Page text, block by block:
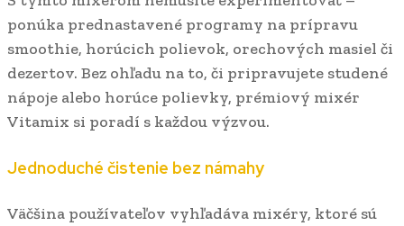
ponúka prednastavené programy na prípravu
smoothie, horúcich polievok, orechových masiel či
dezertov. Bez ohľadu na to, či pripravujete studené
nápoje alebo horúce polievky, prémiový mixér
Vitamix si poradí s každou výzvou.
Jednoduché čistenie bez námahy
Väčšina používateľov vyhľadáva mixéry, ktoré sú